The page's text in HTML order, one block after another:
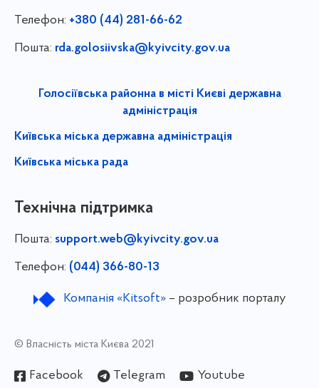
Телефон: +380 (44) 281-66-62
Пошта: rda.golosiivska@kyivcity.gov.ua
Голосіївська районна в місті Києві державна
адміністрація
Київська міська державна адміністрація
Київська міська рада
Технічна підтримка
Пошта: support.web@kyivcity.gov.ua
Телефон: (044) 366-80-13
Компанія «Kitsoft»– розробник порталу
© Власність міста Києва 2021
Facebook Telegram Youtube